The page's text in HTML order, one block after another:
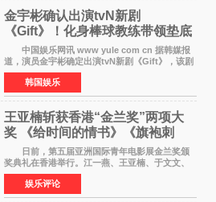
金宇彬确认出演tvN新剧
《Gift》！化身棒球教练带领垫底
球队逆袭
中国娱乐网讯 www yule com cn 据韩媒报
道，演员金宇彬确定出演tvN新剧《Gift》，该剧
预计将于下半年播出，引发观众高度期待。
本剧改编自同名网络漫画，讲述一位经历意外事
故后获得特殊
韩国娱乐
王亚楠斩获香港“金兰奖”两项大
奖 《给时间的情书》《旗袍刺
客》双双获肯定
日前，第五届亚洲国际青年电影展金兰奖颁
奖典礼在香港举行。江一燕、王亚楠、于文文、
李东学等知名演员出席活动。著名演员、导演王
亚楠凭借音乐故事片《给时间的情书》和院线电
影《旗袍刺客》
娱乐评论